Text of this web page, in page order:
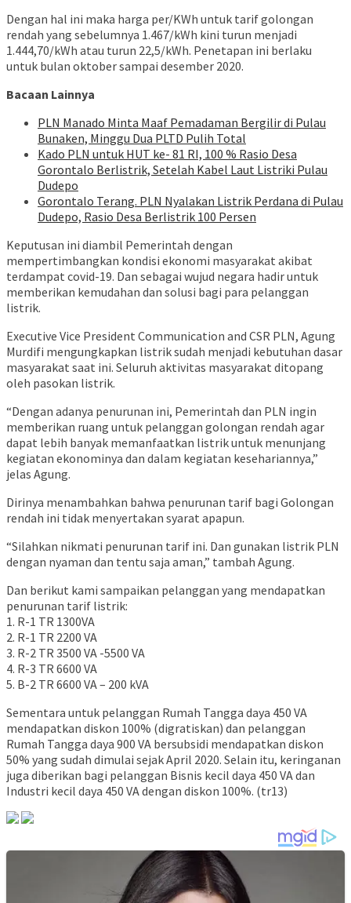
Dengan hal ini maka harga per/KWh untuk tarif golongan
rendah yang sebelumnya 1.467/kWh kini turun menjadi
1.444,70/kWh atau turun 22,5/kWh. Penetapan ini berlaku
untuk bulan oktober sampai desember 2020.
Bacaan Lainnya
PLN Manado Minta Maaf Pemadaman Bergilir di Pulau
Bunaken, Minggu Dua PLTD Pulih Total
Kado PLN untuk HUT ke- 81 RI, 100 % Rasio Desa
Gorontalo Berlistrik, Setelah Kabel Laut Listriki Pulau
Dudepo
Gorontalo Terang. PLN Nyalakan Listrik Perdana di Pulau
Dudepo, Rasio Desa Berlistrik 100 Persen
Keputusan ini diambil Pemerintah dengan
mempertimbangkan kondisi ekonomi masyarakat akibat
terdampat covid-19. Dan sebagai wujud negara hadir untuk
memberikan kemudahan dan solusi bagi para pelanggan
listrik.
Executive Vice President Communication and CSR PLN, Agung
Murdifi mengungkapkan listrik sudah menjadi kebutuhan dasar
masyarakat saat ini. Seluruh aktivitas masyarakat ditopang
oleh pasokan listrik.
“Dengan adanya penurunan ini, Pemerintah dan PLN ingin
memberikan ruang untuk pelanggan golongan rendah agar
dapat lebih banyak memanfaatkan listrik untuk menunjang
kegiatan ekonominya dan dalam kegiatan kesehariannya,”
jelas Agung.
Dirinya menambahkan bahwa penurunan tarif bagi Golongan
rendah ini tidak menyertakan syarat apapun.
“Silahkan nikmati penurunan tarif ini. Dan gunakan listrik PLN
dengan nyaman dan tentu saja aman,” tambah Agung.
Dan berikut kami sampaikan pelanggan yang mendapatkan
penurunan tarif listrik:
1. R-1 TR 1300VA
2. R-1 TR 2200 VA
3. R-2 TR 3500 VA -5500 VA
4. R-3 TR 6600 VA
5. B-2 TR 6600 VA – 200 kVA
Sementara untuk pelanggan Rumah Tangga daya 450 VA
mendapatkan diskon 100% (digratiskan) dan pelanggan
Rumah Tangga daya 900 VA bersubsidi mendapatkan diskon
50% yang sudah dimulai sejak April 2020. Selain itu, keringanan
juga diberikan bagi pelanggan Bisnis kecil daya 450 VA dan
Industri kecil daya 450 VA dengan diskon 100%. (tr13)